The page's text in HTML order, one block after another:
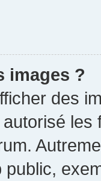
images ?
des
autorisé